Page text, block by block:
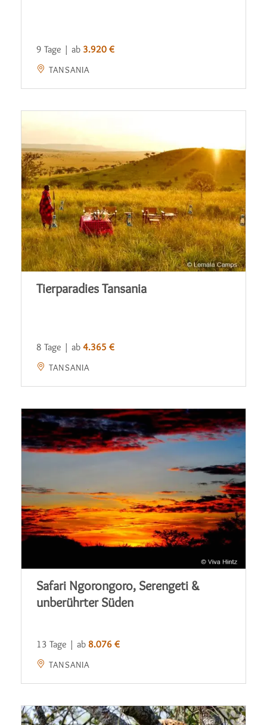
9 Tage | ab 3.920 €
TANSANIA
Tierparadies Tansania
8 Tage | ab 4.365 €
TANSANIA
Safari Ngorongoro, Serengeti &
unberührter Süden
13 Tage | ab 8.076 €
TANSANIA